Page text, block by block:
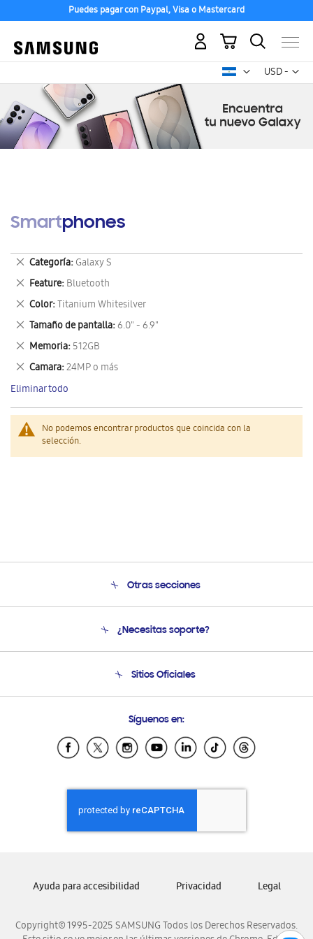
Puedes pagar con Paypal, Visa o Mastercard
USD -
dólar
Mi carrito
Smartphones
No podemos encontrar productos que coincida con la
selección.
Categoría Galaxy S
Eliminar
este
artículo
Feature Bluetooth
Eliminar
este
artículo
Color Titanium Whitesilver
Eliminar
este
artículo
Tamaño de pantalla 6.0" - 6.9"
Eliminar
este
artículo
Memoria 512GB
Eliminar
este
artículo
Camara 24MP o más
Eliminar
este
artículo
Eliminar todo
Otras secciones
Soporte
¿Necesitas soporte?
Soporte vía eMail
Sitios Oficiales
Samsung Ecuador
Samsung El Salvador
Samsung Honduras
Samsung Nicaragua
Samsung Panamá
Samsung Venezuela
Síguenos en:
Copyright© 1995-2025 SAMSUNG Todos los Derechos Reservados.
Ayuda para accesibilidad Privacidad Legal